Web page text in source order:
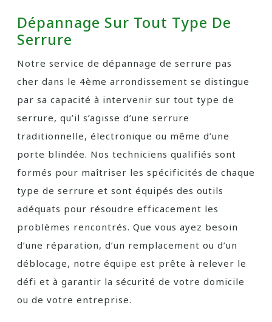
Dépannage Sur Tout Type De
Serrure
Notre service de dépannage de serrure pas
cher dans le 4ème arrondissement se distingue
par sa capacité à intervenir sur tout type de
serrure, qu’il s’agisse d’une serrure
traditionnelle, électronique ou même d’une
porte blindée. Nos techniciens qualifiés sont
formés pour maîtriser les spécificités de chaque
type de serrure et sont équipés des outils
adéquats pour résoudre efficacement les
problèmes rencontrés. Que vous ayez besoin
d’une réparation, d’un remplacement ou d’un
déblocage, notre équipe est prête à relever le
défi et à garantir la sécurité de votre domicile
ou de votre entreprise.